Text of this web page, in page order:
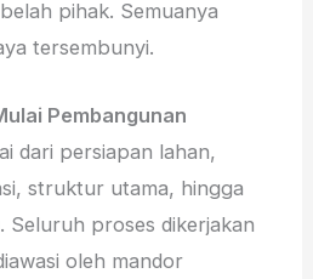
pihak. Semuanya
tersembunyi.
Pembangunan
dari persiapan lahan,
struktur utama, hingga
proses dikerjakan
oleh mandor